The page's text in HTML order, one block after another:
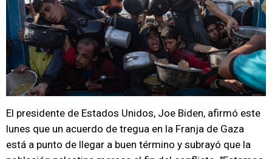
El presidente de Estados Unidos, Joe Biden, afirmó este
lunes que un acuerdo de tregua en la Franja de Gaza
está a punto de llegar a buen término y subrayó que la